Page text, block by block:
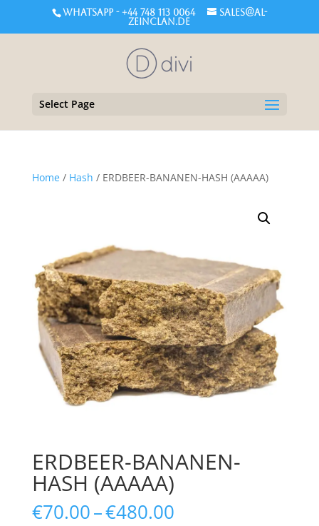
WHATSAPP - +44 748 113 0064
sales@al-
zeinclan.de
Select Page
Home/ Hash / ERDBEER-BANANEN-HASH (AAAAA)
ERDBEER-BANANEN-
HASH (AAAAA)
€70.00–€480.00Price